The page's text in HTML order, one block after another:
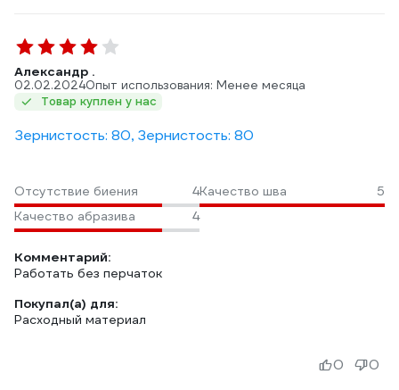
Александр .
02.02.2024Опыт использования: Менее месяца
Товар куплен у нас
Зернистость: 80, Зернистость: 80
Отсутствие биения 4Качество шва
5
Качество абразива
4
Комментарий:
Работать без перчаток
Покупал(а) для:
Расходный материал
0 0